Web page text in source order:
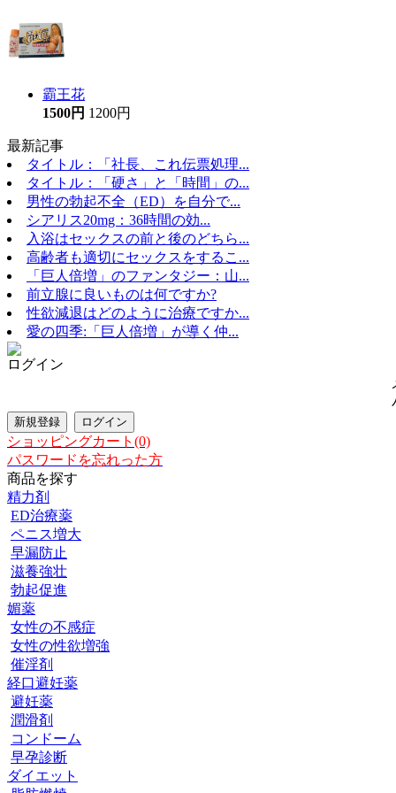
霸王花
1500円 1200円
最新記事
タイトル：「社長、これ伝票処理...
タイトル：「硬さ」と「時間」の...
男性の勃起不全（ED）を自分で...
シアリス20mg：36時間の効...
入浴はセックスの前と後のどちら...
高齢者も適切にセックスをするこ...
「巨人倍増」のファンタジー：山...
前立腺に良いものは何ですか?
性欲減退はどのように治療ですか...
愛の四季:「巨人倍増」が導く仲...
ログイン
ショッピングカート(0)
パスワードを忘れった方
商品を探す
精力剤
ED治療薬
ペニス増大
早漏防止
滋養強壮
勃起促進
媚薬
女性の不感症
女性の性欲増強
催淫剤
経口避妊薬
避妊薬
潤滑剤
コンドーム
早孕診断
ダイエット